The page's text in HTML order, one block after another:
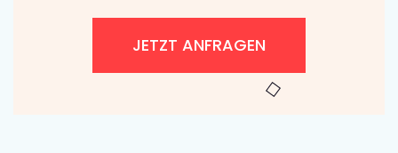
JETZT ANFRAGEN